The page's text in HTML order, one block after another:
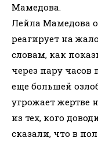
Мамедова.
Лейла Мамедова
реагирует на
словам, как
через пару часов
еще большей
угрожает жертве
из тех, кого
сказали, что в